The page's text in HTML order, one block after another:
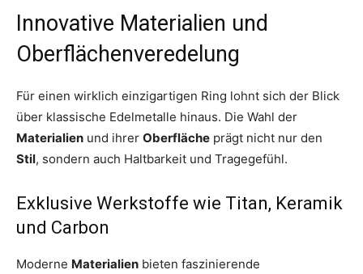
Innovative Materialien und
Oberflächenveredelung
Für einen wirklich einzigartigen Ring lohnt sich der Blick
über klassische Edelmetalle hinaus. Die Wahl der
Materialien und ihrer Oberfläche prägt nicht nur den
Stil, sondern auch Haltbarkeit und Tragegefühl.
Exklusive Werkstoffe wie Titan, Keramik
und Carbon
Moderne Materialien bieten faszinierende